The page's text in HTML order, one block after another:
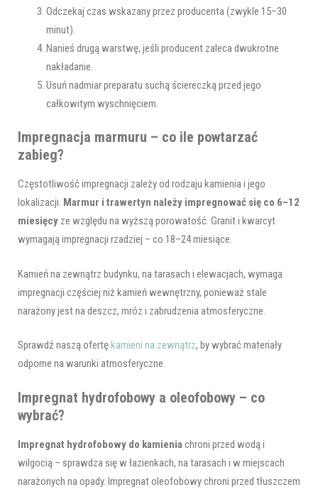
Odczekaj czas wskazany przez producenta (zwykle 15–30
minut).
Nanieś drugą warstwę, jeśli producent zaleca dwukrotne
nakładanie.
Usuń nadmiar preparatu suchą ściereczką przed jego
całkowitym wyschnięciem.
Impregnacja marmuru – co ile powtarzać
zabieg?
Częstotliwość impregnacji zależy od rodzaju kamienia i jego
lokalizacji. Marmur i trawertyn należy impregnować się co 6–12
miesięcy ze względu na wyższą porowatość. Granit i kwarcyt
wymagają impregnacji rzadziej – co 18–24 miesiące.
Kamień na zewnątrz budynku, na tarasach i elewacjach, wymaga
impregnacji częściej niż kamień wewnętrzny, ponieważ stale
narażony jest na deszcz, mróz i zabrudzenia atmosferyczne.
Sprawdź naszą ofertękamieni na zewnątrz, by wybrać materiały
odporne na warunki atmosferyczne.
Impregnat hydrofobowy a oleofobowy – co
wybrać?
Impregnat hydrofobowy do kamieniachroni przed wodą i
wilgocią – sprawdza się w łazienkach, na tarasach i w miejscach
narażonych na opady. Impregnat oleofobowy chroni przed tłuszczem